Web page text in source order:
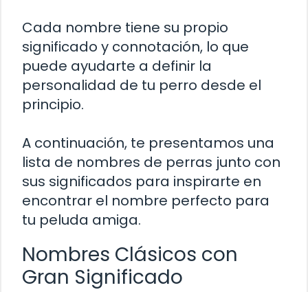
Cada nombre tiene su propio
significado y connotación, lo que
puede ayudarte a definir la
personalidad de tu perro desde el
principio.
A continuación, te presentamos una
lista de nombres de perras junto con
sus significados para inspirarte en
encontrar el nombre perfecto para
tu peluda amiga.
Nombres Clásicos con
Gran Significado